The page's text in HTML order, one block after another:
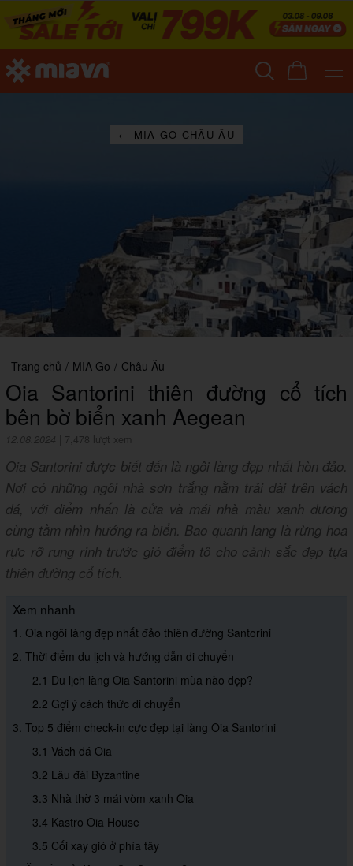
← MIA GO CHÂU ÂU
Trang chủ / MIA Go / Châu Âu
Oia Santorini thiên đường cổ tích
bên bờ biển xanh Aegean
12.08.2024 7,478 lượt xem
Oia Santorini được biết đến là ngôi làng đẹp nhất hòn đảo.
Nơi có những ngôi nhà sơn trắng nằm trải dài trên vách
đá, với điểm nhấn là cửa và mái nhà màu xanh dương
cùng tầm nhìn hướng ra biển. Bao quanh lang là rừng hoa
rực rỡ rung rinh trước gió điểm tô cho cảnh sắc đẹp tựa
thiên đường cổ tích.
Xem nhanh
1. Oia ngôi làng đẹp nhất đảo thiên đường Santorini
2. Thời điểm du lịch và hướng dẫn di chuyển
2.1 Du lịch làng Oia Santorini mùa nào đẹp?
2.2 Gợi ý cách thức di chuyển
3. Top 5 điểm check-in cực đẹp tại làng Oia Santorini
3.1 Vách đá Oia
3.2 Lâu đài Byzantine
3.3 Nhà thờ 3 mái vòm xanh Oia
3.4 Kastro Oia House
3.5 Cối xay gió ở phía tây